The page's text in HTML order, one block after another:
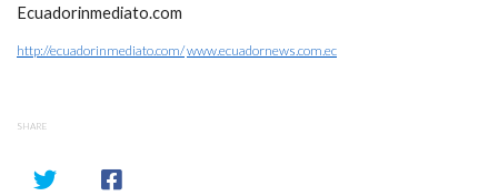
Ecuadorinmediato.com
http://ecuadorinmediato.com/www.ecuadornews.com.ec
SHARE